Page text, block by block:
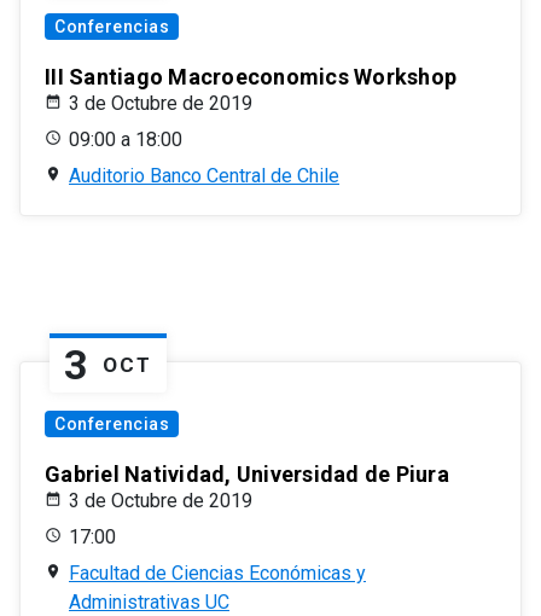
Conferencias
III Santiago Macroeconomics Workshop
3 de Octubre de 2019
09:00 a 18:00
Auditorio Banco Central de Chile
3 OCT
Conferencias
Gabriel Natividad, Universidad de Piura
3 de Octubre de 2019
17:00
Facultad de Ciencias Económicas y
Administrativas UC